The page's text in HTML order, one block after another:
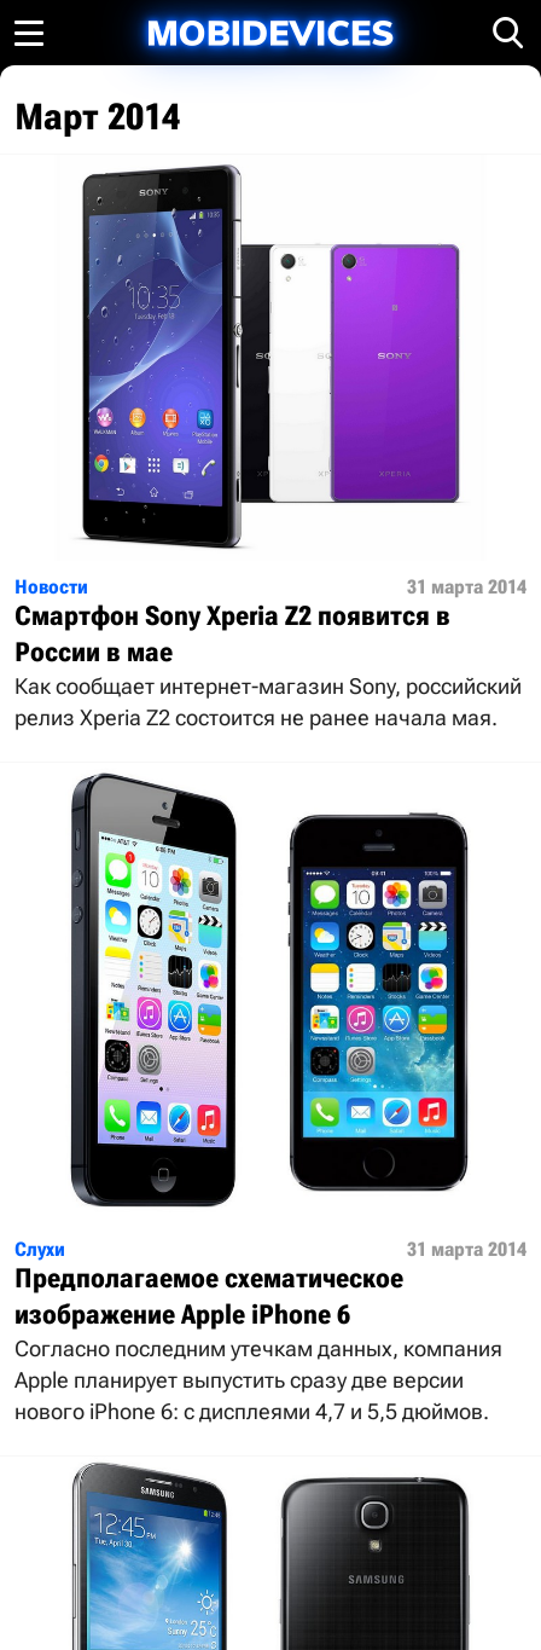
Март 2014
Новости 31 марта 2014
Смартфон Sony Xperia Z2 появится в
России в мае
Как сообщает интернет-магазин Sony, российский
релиз Xperia Z2 состоится не ранее начала мая.
Слухи 31 марта 2014
Предполагаемое схематическое
изображение Apple iPhone 6
Согласно последним утечкам данных, компания
Apple планирует выпустить сразу две версии
нового iPhone 6: с дисплеями 4,7 и 5,5 дюймов.